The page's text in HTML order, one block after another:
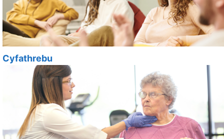
Cyfathrebu